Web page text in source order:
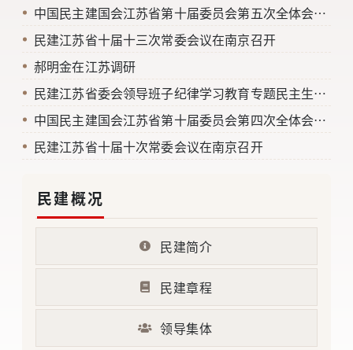
中国民主建国会江苏省第十届委员会第五次全体会议在南京召开
民建江苏省十届十三次常委会议在南京召开
郝明金在江苏调研
民建江苏省委会领导班子纪律学习教育专题民主生活会在南京召开
中国民主建国会江苏省第十届委员会第四次全体会议在南京召开
民建江苏省十届十次常委会议在南京召开
民建概况
民建简介
民建章程
领导集体